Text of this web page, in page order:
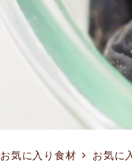
お気に入り食材 お気に